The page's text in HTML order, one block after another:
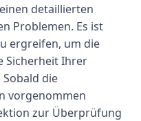
detaillierten
Problemen. Es ist
ergreifen, um die
Sicherheit Ihrer
die
vorgenommen
zur Überprüfung